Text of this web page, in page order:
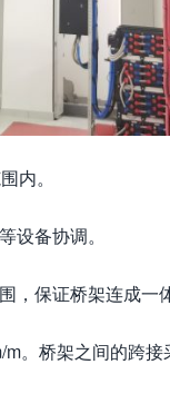
内。
设备协调。
，保证桥架连成一体
。桥架之间的跨接